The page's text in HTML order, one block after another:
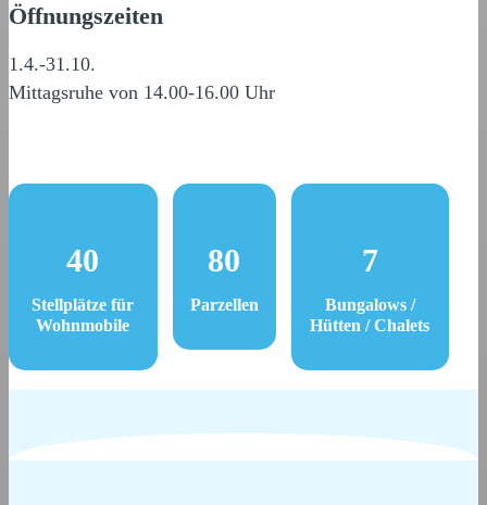
Öffnungszeiten
1.4.-31.10.
Mittagsruhe von 14.00-16.00 Uhr
40
Stellplätze für
Wohnmobile
80
Parzellen
7
Bungalows /
Hütten / Chalets